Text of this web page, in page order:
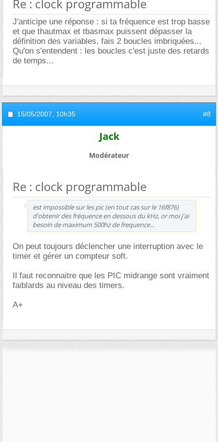
Re : clock programmable
J'anticipe une réponse : si ta fréquence est trop basse
et que thautmax et tbasmax puissent dépasser la
définition des variables, fais 2 boucles imbriquées...
Qu'on s'entendent : les boucles c'est juste des retards
de temps...
15/05/2007, 10h35 #8
Jack
Modérateur
Re : clock programmable
est impossible sur les pic (en tout cas sur le 16f876)
d'obtenir des fréquence en dessous du kHz, or moi j'ai
besoin de maximum 500hz de frequence...
On peut toujours déclencher une interruption avec le
timer et gérer un compteur soft.
Il faut reconnaitre que les PIC midrange sont vraiment
faiblards au niveau des timers.
A+